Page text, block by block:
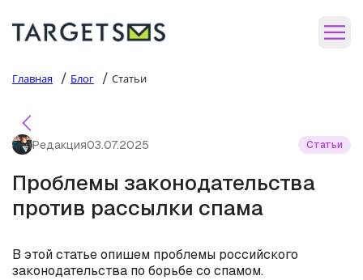
Главная / Блог / Статьи
Редакция03.07.2025 Статьи
Проблемы законодательства
против рассылки спама
В этой статье опишем проблемы российского
законодательства по борьбе со спамом.